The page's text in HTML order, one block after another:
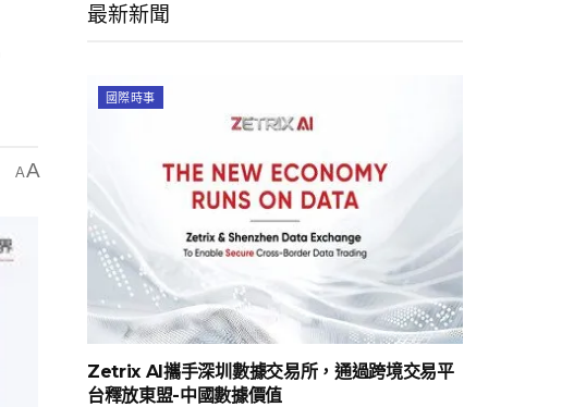
AA
最新新聞
國際時事
Zetrix AI攜手深圳數據交易所，通過跨境交易平
台釋放東盟-中國數據價值